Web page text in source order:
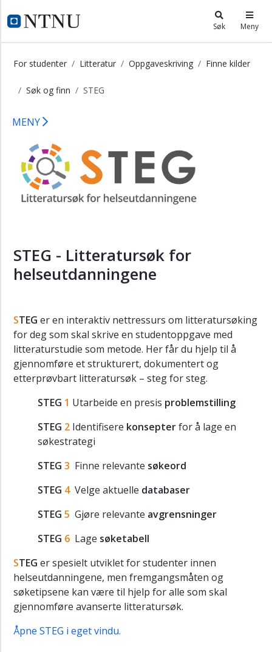
i.ntnu.no Søk Meny
For studenter Litteratur Oppgaveskriving Finne kilder
Søk og finn STEG
Oppgaveskriving - STEG
×
Akademisk
skriving
kilder
og
Avansert
litteratursøk
STEG
Lese
fagtekster
Bruke
til
kilder
Ordliste
for
oppgaveskriving
MENY
STEG - Litteratursøk for
helseutdanningene
STEG er en interaktiv nettressurs om litteratursøking
for deg som skal skrive en studentoppgave med
litteraturstudie som metode. Her får du hjelp til å
gjennomføre et strukturert, dokumentert og
etterprøvbart litteratursøk – steg for steg.
STEG 1 Utarbeide en presis problemstilling
STEG 2 Identifisere konsepterfor å lage en
søkestrategi
STEG 3 Finne relevante søkeord
STEG 4 Velge aktuelle databaser
STEG 5 Gjøre relevante avgrensninger
STEG 6 Lage søketabell
STEG er spesielt utviklet for studenter innen
helseutdanningene, men fremgangsmåten og
søketipsene kan være til hjelp for alle som skal
gjennomføre avanserte litteratursøk.
Åpne STEG i eget vindu.